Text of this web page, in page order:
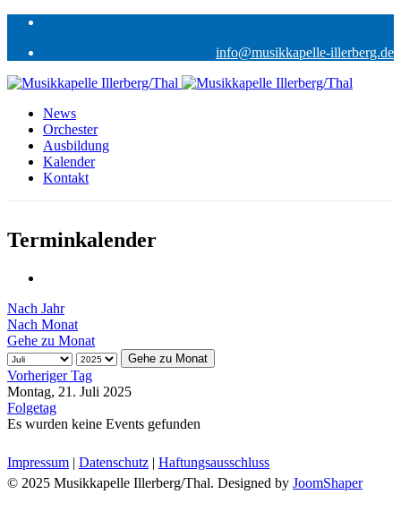
info@musikkapelle-illerberg.de
News
Orchester
Ausbildung
Kalender
Kontakt
Terminkalender
Nach Jahr
Nach Monat
Gehe zu Monat
Gehe zu Monat
Vorheriger Tag
Montag, 21. Juli 2025
Folgetag
Es wurden keine Events gefunden
Impressum | Datenschutz | Haftungsausschluss
© 2025 Musikkapelle Illerberg/Thal. Designed by JoomShaper